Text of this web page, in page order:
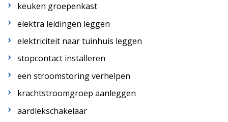
keuken groepenkast
elektra leidingen leggen
elektriciteit naar tuinhuis leggen
stopcontact installeren
een stroomstoring verhelpen
krachtstroomgroep aanleggen
aardlekschakelaar